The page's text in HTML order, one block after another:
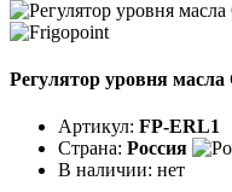
Регулятор уровня
Артикул: FP-ERL1
Страна: Россия
В наличии: нет